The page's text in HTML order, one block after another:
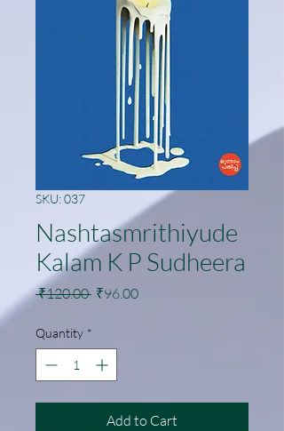
SKU: 037
Nashtasmrithiyude
Kalam K P Sudheera
₹120.00 Regular
₹96.00Sale
Quantity *
Add to Cart